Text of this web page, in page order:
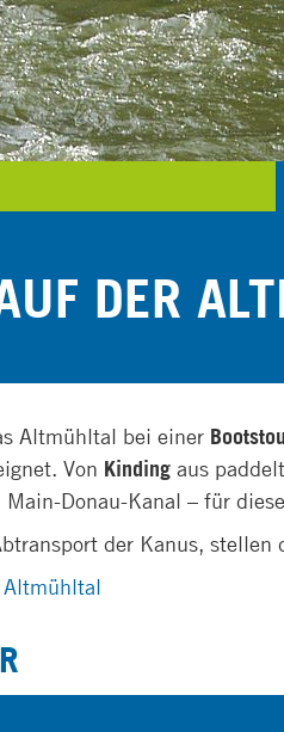
DER
Altmühltal bei einer
Von Kinding aus
Donau-Kanal – für
der Kanus,
Altmühltal